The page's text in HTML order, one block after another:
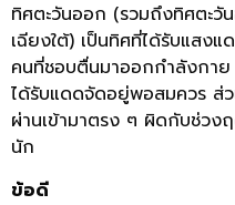
ทิศตะวันออก (รวมถึงทิศตะวั
เฉียงใต้) เป็นทิศที่ได้รับแสงแ
คนที่ชอบตื่นมาออกกำลังกาย
ได้รับแดดจัดอยู่พอสมควร ส่
ผ่านเข้ามาตรง ๆ ผิดกับช่วงฤ
นัก
ข้อดี